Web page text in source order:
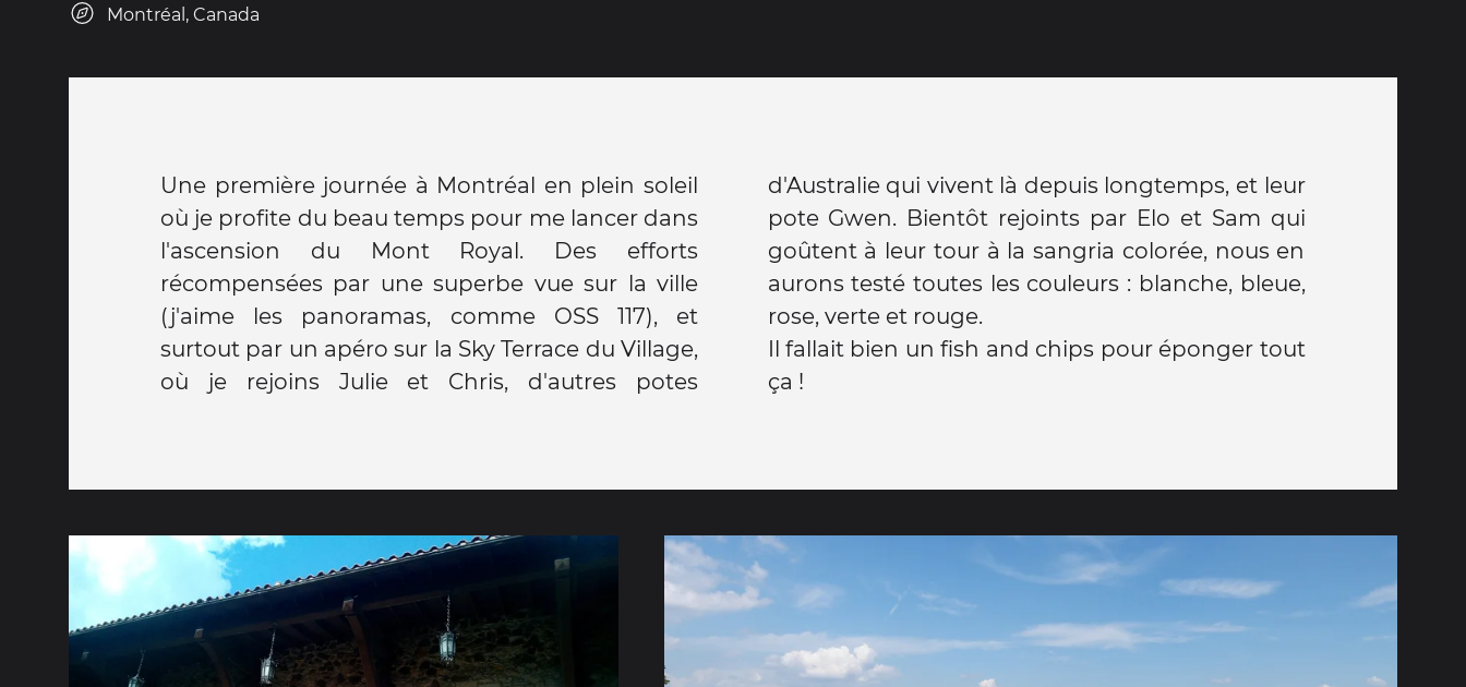
Montréal, Canada
Une première journée à Montréal en plein soleil
où je profite du beau temps pour me lancer dans
l'ascension du Mont Royal. Des efforts
récompensées par une superbe vue sur la ville
(j'aime les panoramas, comme OSS 117), et
surtout par un apéro sur la Sky Terrace du Village,
où je rejoins Julie et Chris, d'autres potes
d'Australie qui vivent là depuis longtemps, et leur
pote Gwen. Bientôt rejoints par Elo et Sam qui
goûtent à leur tour à la sangria colorée, nous en
aurons testé toutes les couleurs : blanche, bleue,
rose, verte et rouge.
Il fallait bien un fish and chips pour éponger tout
ça !